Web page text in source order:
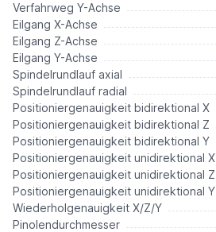
Verfahrweg Y-Achse
Eilgang X-Achse
Eilgang Z-Achse
Eilgang Y-Achse
Spindelrundlauf axial
Spindelrundlauf radial
Positioniergenauigkeit bidirektional X
Positioniergenauigkeit bidirektional Z
Positioniergenauigkeit bidirektional Y
Positioniergenauigkeit unidirektional X
Positioniergenauigkeit unidirektional Z
Positioniergenauigkeit unidirektional Y
Wiederholgenauigkeit X/Z/Y
Pinolendurchmesser